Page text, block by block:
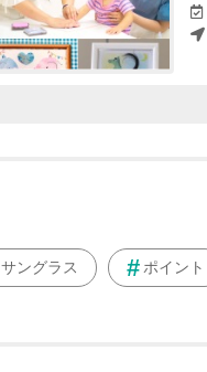
サングラス ポイント